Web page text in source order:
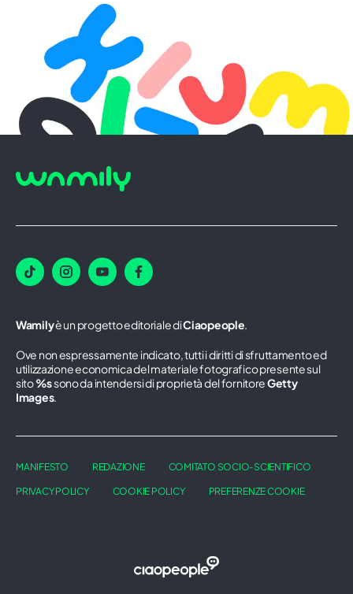
Wamilyè un progetto editoriale diCiaopeople.
Ove non espressamente indicato, tutti i diritti di sfruttamento ed
utilizzazione economica del materiale fotografico presente sul
sito%ssono da intendersi di proprietà del fornitoreGetty
Images.
MANIFESTO REDAZIONE COMITATO SOCIO-SCIENTIFICO
PRIVACY POLICY COOKIE POLICY PREFERENZE COOKIE